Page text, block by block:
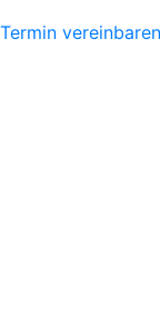
Termin vereinbaren